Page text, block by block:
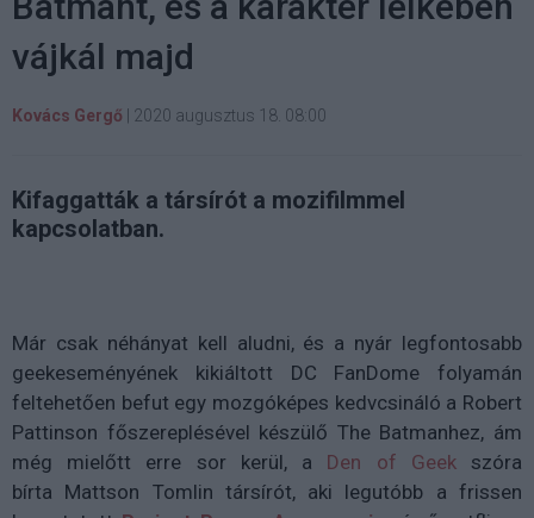
vájkál majd
Kovács Gergő 2020 augusztus 18. 08:00
Kifaggatták a társírót a mozifilmmel
kapcsolatban.
Már csak néhányat kell aludni, és a nyár legfontosabb
geekeseményének kikiáltott DC FanDome folyamán
feltehetően befut egy mozgóképes kedvcsináló a Robert
Pattinson főszereplésével készülő The Batmanhez, ám
még mielőtt erre sor kerül, a Den of Geekszóra
bírta Mattson Tomlin társírót, aki legutóbb a frissen